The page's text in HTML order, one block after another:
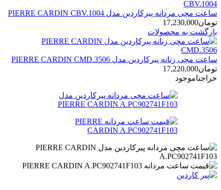
ساعت مچی مردانه پیرکاردین مدل PIERRE CARDIN CBV.1004
تومان17,230,000
بازگشت به محصولات
ساعت مچی زنانه پیرکاردین مدل PIERRE CARDIN CMD.3506
تومان17,220,000
حراجناموجود